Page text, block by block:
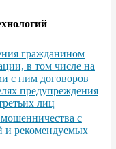
гражданином
в том числе на
с ним договоров
предупреждения
лиц
с
и рекомендуемых